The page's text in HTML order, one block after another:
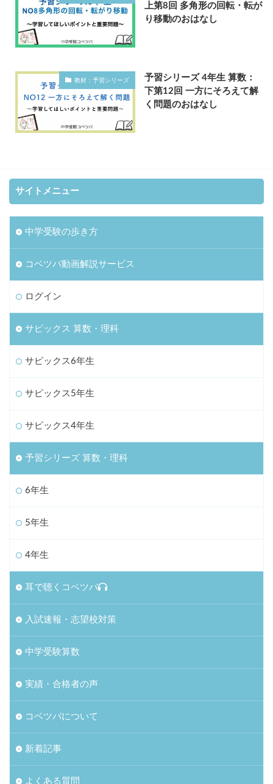
上第8回 多角形の回転・転が
り移動のおはなし
教材：予習シリーズ
予習シリーズ 4年生 算数：
下第12回 一方にそろえて解
く問題のおはなし
サイトメニュー
中学受験の歩き方
コベツバ動画解説サービス
ログイン
サピックス 算数・理科
サピックス6年生
サピックス5年生
サピックス4年生
予習シリーズ 算数・理科
6年生
5年生
4年生
耳で聴くコベツバ
入試速報・志望校対策
中学受験算数
実績・合格者の声
コベツバについて
新着記事
よくある質問